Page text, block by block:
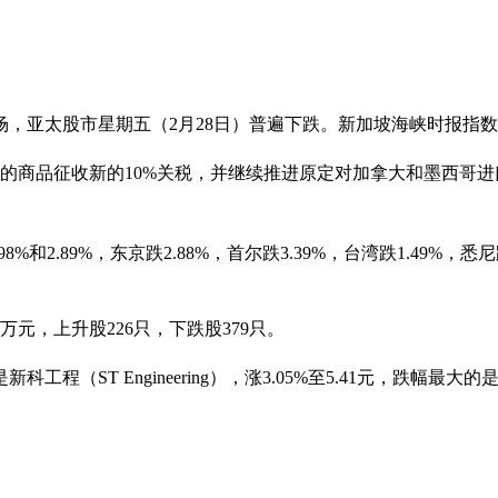
亚太股市星期五（2月28日）普遍下跌。新加坡海峡时报指数
商品征收新的10%关税，并继续推进原定对加拿大和墨西哥
和2.89%，东京跌2.88%，首尔跌3.39%，台湾跌1.49%，悉
元，上升股226只，下跌股379只。
工程（ST Engineering），涨3.05%至5.41元，跌幅最大的